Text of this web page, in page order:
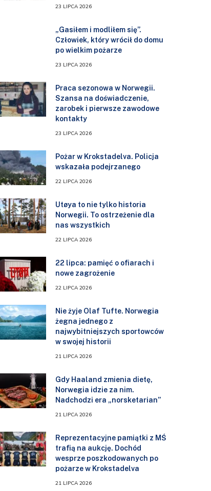
23 LIPCA 2026
„Gasiłem i modliłem się”.
Człowiek, który wrócił do domu
po wielkim pożarze
23 LIPCA 2026
Praca sezonowa w Norwegii.
Szansa na doświadczenie,
zarobek i pierwsze zawodowe
kontakty
23 LIPCA 2026
Pożar w Krokstadelva. Policja
wskazała podejrzanego
22 LIPCA 2026
Utøya to nie tylko historia
Norwegii. To ostrzeżenie dla
nas wszystkich
22 LIPCA 2026
22 lipca: pamięć o ofiarach i
nowe zagrożenie
22 LIPCA 2026
Nie żyje Olaf Tufte. Norwegia
żegna jednego z
najwybitniejszych sportowców
w swojej historii
21 LIPCA 2026
Gdy Haaland zmienia dietę,
Norwegia idzie za nim.
Nadchodzi era „norsketarian”
21 LIPCA 2026
Reprezentacyjne pamiątki z MŚ
trafią na aukcję. Dochód
wesprze poszkodowanych po
pożarze w Krokstadelva
21 LIPCA 2026